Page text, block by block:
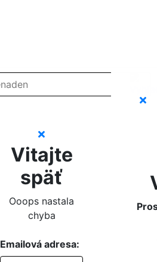
Vitajte
späť
Ooops nastala
chyba
Emailová adresa: